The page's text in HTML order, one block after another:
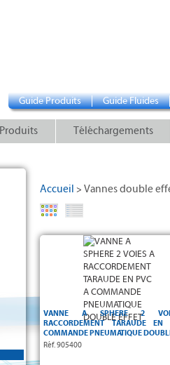
Guide Produits Guide Fluides
Produits Téléchargements
Accueil > Vannes double
VANNE A SPHERE 2
RACCORDEMENT TARAUDE
COMMANDE PNEUMATIQUE
Réf. 905400
Vanne à sphère PVC-U - Corps,
en PVC
- PN16
- Sièges PTFE - O-ring
Raccordement taraudé F/F
Température 0°C /